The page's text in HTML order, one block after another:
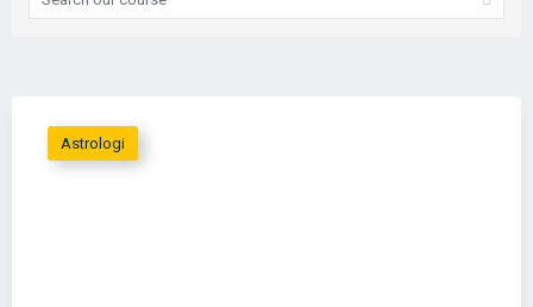
Astrologi